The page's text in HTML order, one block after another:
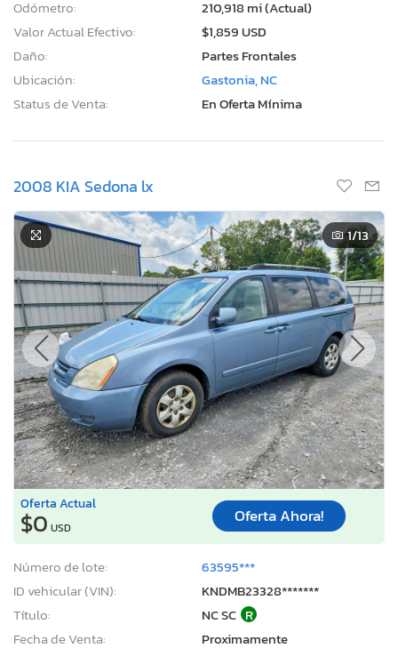
Odómetro:
210,918 mi (Actual)
Valor Actual Efectivo:
$1,859 USD
Daño:
Partes Frontales
Ubicación:
Gastonia, NC
Status de Venta:
En Oferta Mínima
2008 KIA Sedona lx
1/13
Oferta Actual
$0 USD
Oferta Ahora!
Número de lote:
63595***
ID vehicular (VIN):
KNDMB23328*******
Título:
NC SC R
Fecha de Venta:
Proximamente